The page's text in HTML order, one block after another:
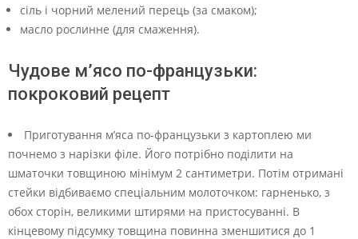
сіль і чорний мелений перець (за смаком);
масло рослинне (для смаження).
Чудове м’ясо по-французьки:
покроковий рецепт
Приготування м’яса по-французьки з картоплею ми
почнемо з нарізки філе. Його потрібно поділити на
шматочки товщиною мінімум 2 сантиметри. Потім отримані
стейки відбиваємо спеціальним молоточком: гарненько, з
обох сторін, великими штирями на пристосуванні. В
кінцевому підсумку товщина повинна зменшитися до 1